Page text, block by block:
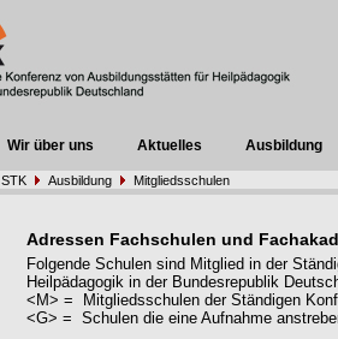
Wir über uns Aktuelles Ausbildung
STK Ausbildung Mitgliedsschulen
Adressen Fachschulen und
Folgende Schulen sind Mitglied in der
Heilpädagogik in der Bundesrepublik
<M> = Mitgliedsschulen der Ständigen
<G> = Schulen die eine Aufnahme